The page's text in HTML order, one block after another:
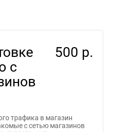
с
500 р.
трафика в магазин
с сетью магазинов